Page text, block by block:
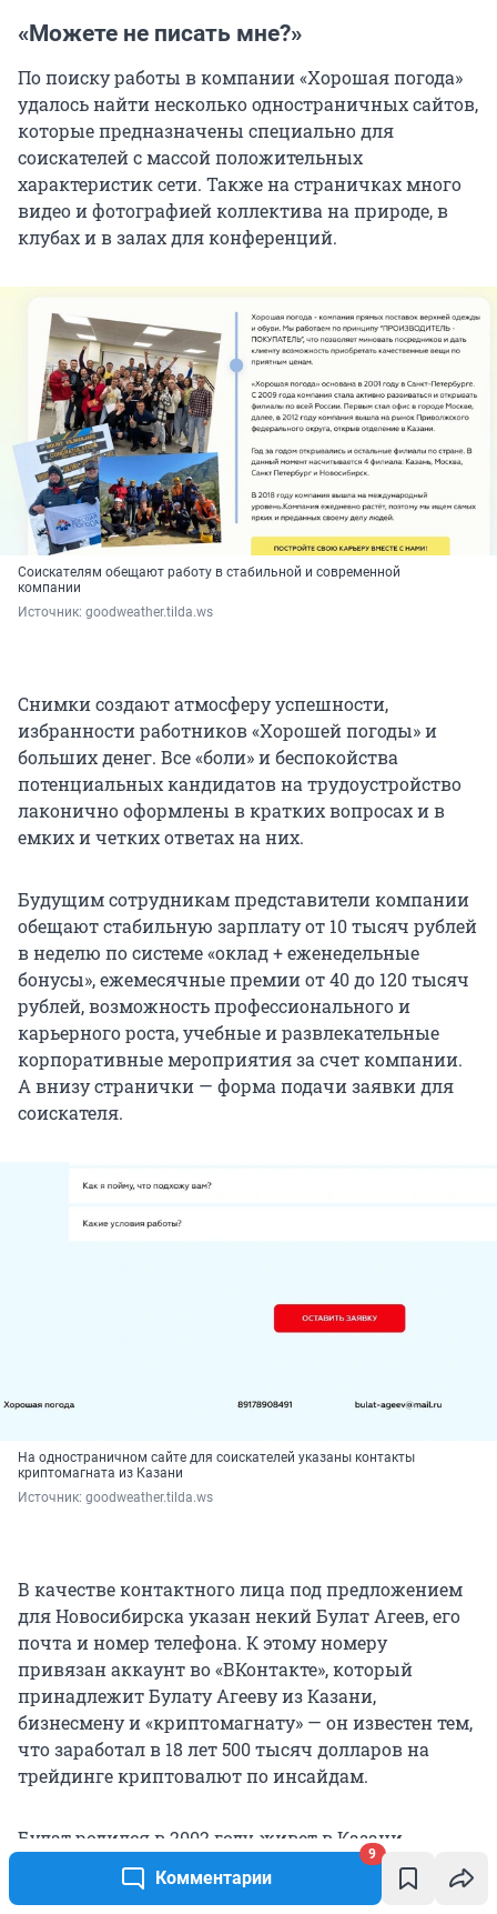
Комментарии
9
«Можете не писать мне?»
По поиску работы в компании «Хорошая погода»
удалось найти несколько одностраничных сайтов,
которые предназначены специально для
соискателей с массой положительных
характеристик сети. Также на страничках много
видео и фотографией коллектива на природе, в
клубах и в залах для конференций.
Соискателям обещают работу в стабильной и современной
компании
Источник: goodweather.tilda.ws
Снимки создают атмосферу успешности,
избранности работников «Хорошей погоды» и
больших денег. Все «боли» и беспокойства
потенциальных кандидатов на трудоустройство
лаконично оформлены в кратких вопросах и в
емких и четких ответах на них.
Будущим сотрудникам представители компании
обещают стабильную зарплату от 10 тысяч рублей
в неделю по системе «оклад + еженедельные
бонусы», ежемесячные премии от 40 до 120 тысяч
рублей, возможность профессионального и
карьерного роста, учебные и развлекательные
корпоративные мероприятия за счет компании.
А внизу странички — форма подачи заявки для
соискателя.
На одностраничном сайте для соискателей указаны контакты
криптомагната из Казани
Источник: goodweather.tilda.ws
В качестве контактного лица под предложением
для Новосибирска указан некий Булат Агеев, его
почта и номер телефона. К этому номеру
привязан аккаунт во «ВКонтакте», который
принадлежит Булату Агееву из Казани,
бизнесмену и «криптомагнату» — он известен тем,
что заработал в 18 лет 500 тысяч долларов на
трейдинге криптовалют по инсайдам.
Булат родился в 2002 году, живет в Казани.
Засветился в проекте «Люди PRO» (YouTube-канал
демонстрирует жизнь и работу людей,